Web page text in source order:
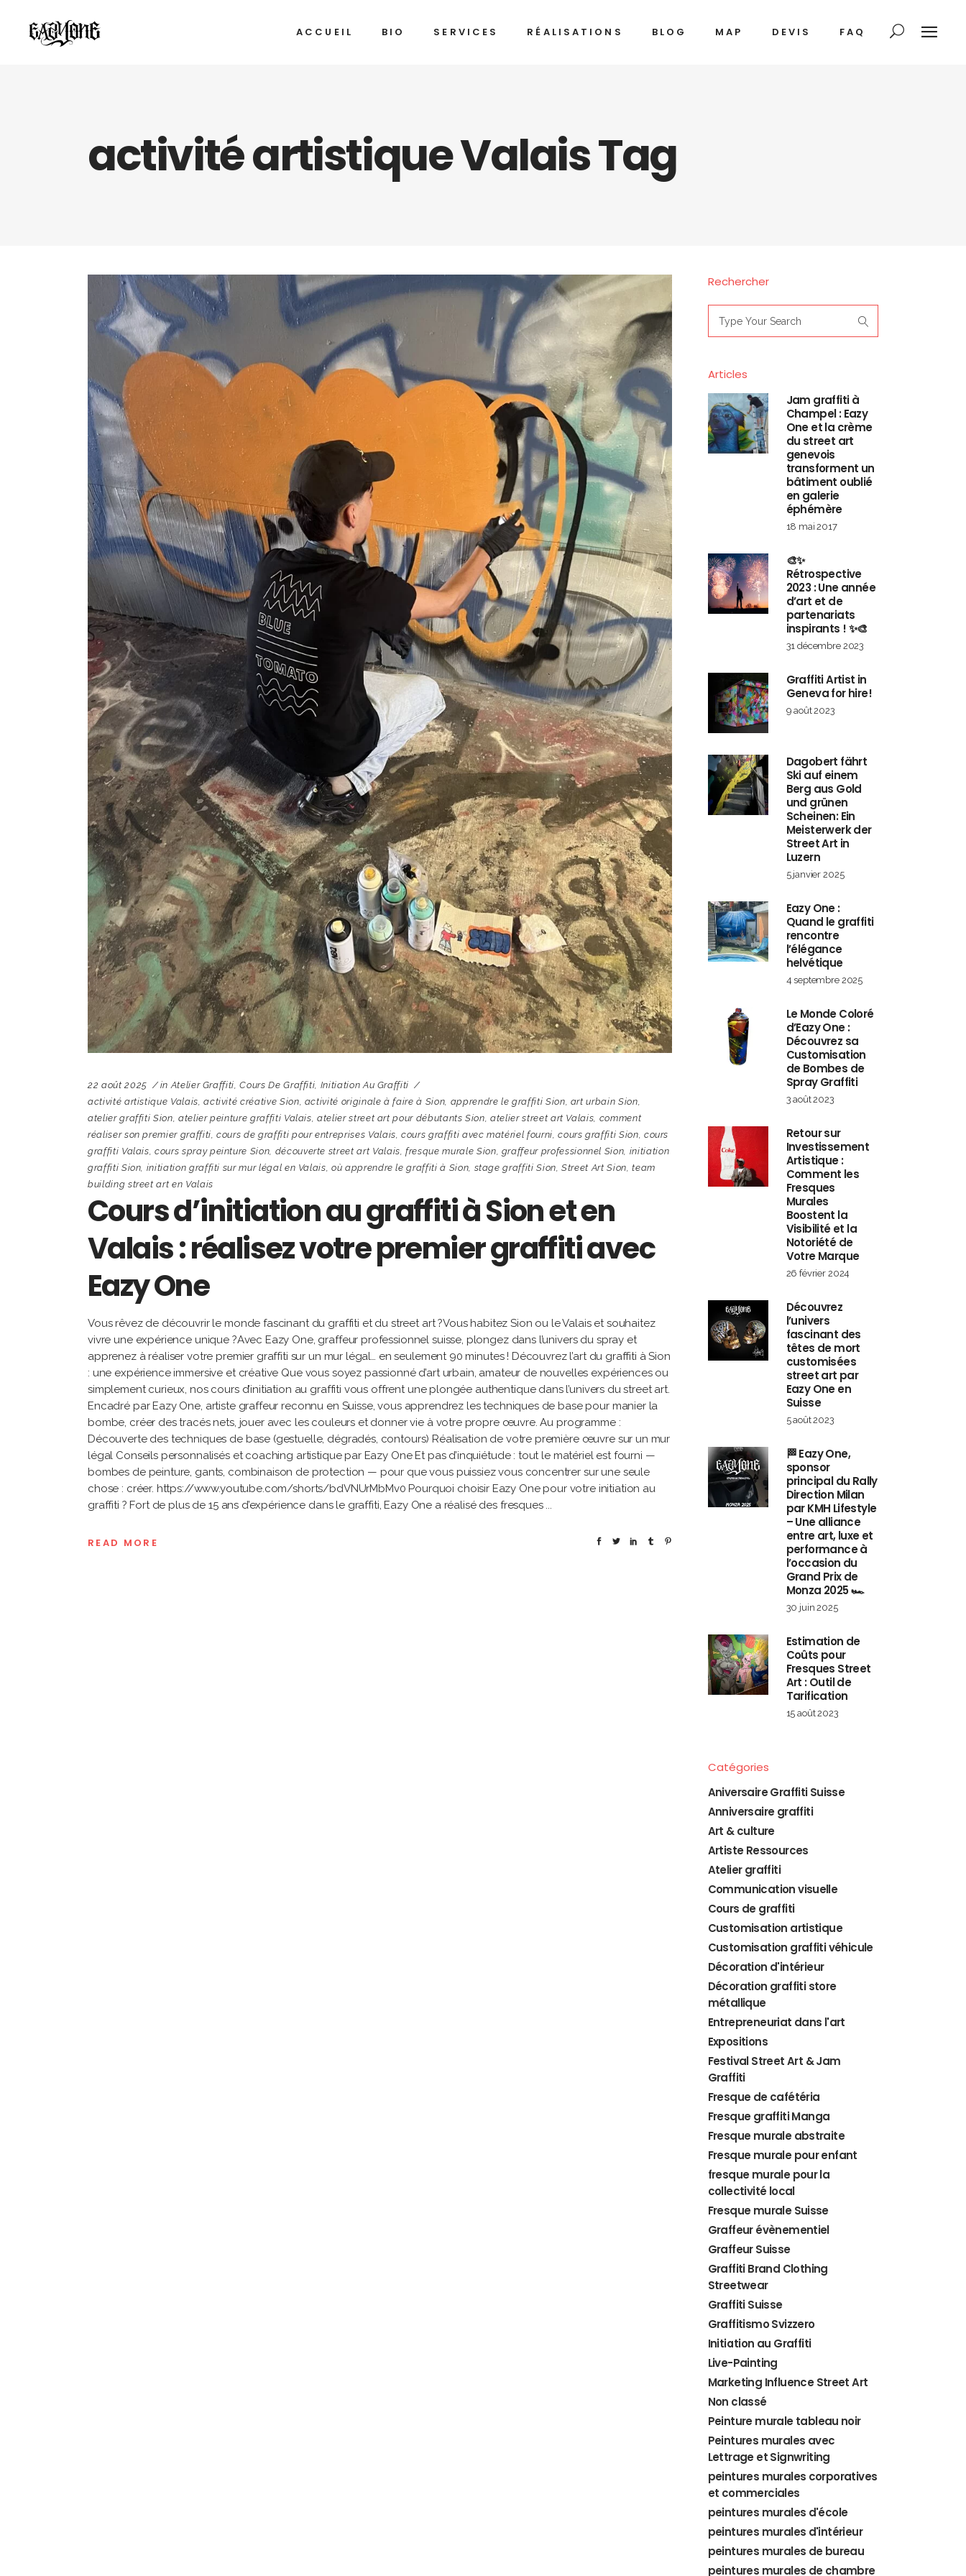
ACCUEIL BIO SERVICES RÉALISATIONS BLOG MAP DEVIS FAQ
activité artistique Valais Tag
22 août 2025 in Atelier Graffiti,Cours De Graffiti, Initiation Au Graffiti
activité artistique Valais,activité créative Sion, activité originale à faire à Sion, apprendre le graffiti Sion, art urbain Sion,
atelier graffiti Sion, atelier peinture graffiti Valais,atelier street art pour débutants Sion,atelier street art Valais, comment
réaliser son premier graffiti,cours de graffiti pour entreprises Valais,cours graffiti avec matériel fourni,cours graffiti Sion, cours
graffiti Valais,cours spray peinture Sion, découverte street art Valais,fresque murale Sion, graffeur professionnel Sion, initiation
graffiti Sion, initiation graffiti sur mur légal en Valais,où apprendre le graffiti à Sion, stage graffiti Sion,Street Art Sion,team
building street art en Valais
Cours d’initiation au graffiti à Sion et en
Valais : réalisez votre premier graffiti avec
Eazy One
Vous rêvez de découvrir le monde fascinant du graffiti et du street art ?Vous habitez Sion ou le Valais et souhaitez
vivre une expérience unique ?Avec Eazy One, graffeur professionnel suisse, plongez dans l’univers du spray et
apprenez à réaliser votre premier graffiti sur un mur légal… en seulement 90 minutes ! Découvrez l’art du graffiti à Sion
: une expérience immersive et créative Que vous soyez passionné d’art urbain, amateur de nouvelles expériences ou
simplement curieux, nos cours d’initiation au graffiti vous offrent une plongée authentique dans l’univers du street art.
Encadré par Eazy One, artiste graffeur reconnu en Suisse, vous apprendrez les techniques de base pour manier la
bombe, créer des tracés nets, jouer avec les couleurs et donner vie à votre propre œuvre. Au programme :
Découverte des techniques de base (gestuelle, dégradés, contours) Réalisation de votre première œuvre sur un mur
légal Conseils personnalisés et coaching artistique par Eazy One Et pas d’inquiétude : tout le matériel est fourni —
bombes de peinture, gants, combinaison de protection — pour que vous puissiez vous concentrer sur une seule
chose : créer. https://www.youtube.com/shorts/bdVNUrMbMv0 Pourquoi choisir Eazy One pour votre initiation au
graffiti ? Fort de plus de 15 ans d’expérience dans le graffiti, Eazy One a réalisé des fresques
READ MORE
Rechercher
for:
Articles
Jam graffiti à
Champel : Eazy
One et la crème
du street art
genevois
transforment un
bâtiment oublié
en galerie
éphémère
18 mai 2017
🎨✨
Rétrospective
2023 : Une année
d’art et de
partenariats
inspirants ! ✨🎨
31 décembre 2023
Graffiti Artist in
Geneva for hire!
9 août 2023
Dagobert fährt
Ski auf einem
Berg aus Gold
und grünen
Scheinen: Ein
Meisterwerk der
Street Art in
Luzern
5 janvier 2025
Eazy One :
Quand le graffiti
rencontre
l’élégance
helvétique
4 septembre 2025
Le Monde Coloré
d’Eazy One :
Découvrez sa
Customisation
de Bombes de
Spray Graffiti
3 août 2023
Retour sur
Investissement
Artistique :
Comment les
Fresques
Murales
Boostent la
Visibilité et la
Notoriété de
Votre Marque
26 février 2024
Découvrez
l’univers
fascinant des
têtes de mort
customisées
street art par
Eazy One en
Suisse
5 août 2023
🏁 Eazy One,
sponsor
principal du Rally
Direction Milan
par KMH Lifestyle
– Une alliance
entre art, luxe et
performance à
l’occasion du
Grand Prix de
Monza 2025 🏎️
30 juin 2025
Estimation de
Coûts pour
Fresques Street
Art : Outil de
Tarification
15 août 2023
Catégories
Aniversaire Graffiti Suisse
Anniversaire graffiti
Art & culture
Artiste Ressources
Atelier graffiti
Communication visuelle
Cours de graffiti
Customisation artistique
Customisation graffiti véhicule
Décoration d'intérieur
Décoration graffiti store
métallique
Entrepreneuriat dans l'art
Expositions
Festival Street Art & Jam
Graffiti
Fresque de cafétéria
Fresque graffiti Manga
Fresque murale abstraite
Fresque murale pour enfant
fresque murale pour la
collectivité local
Fresque murale Suisse
Graffeur évènementiel
Graffeur Suisse
Graffiti Brand Clothing
Streetwear
Graffiti Suisse
Graffitismo Svizzero
Initiation au Graffiti
Live-Painting
Marketing Influence Street Art
Non classé
Peinture murale tableau noir
Peintures murales avec
Lettrage et Signwriting
peintures murales corporatives
et commerciales
peintures murales d'école
peintures murales d'intérieur
peintures murales de bureau
peintures murales de chambre